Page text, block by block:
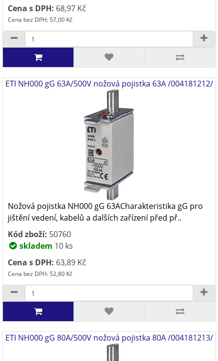
Cena s DPH: 68,97 Kč
Cena bez DPH: 57,00 Kč
ETI NH000 gG 63A/500V nožová pojistka 63A /004181212/
Nožová pojistka NH000 gG 63ACharakteristika gG pro
jištění vedení, kabelů a dalších zařízení před př..
Kód zboží: 50760
skladem 10 ks
Cena s DPH: 63,89 Kč
Cena bez DPH: 52,80 Kč
ETI NH000 gG 80A/500V nožová pojistka 80A /004181213/